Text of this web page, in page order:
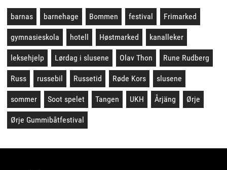
barnas barnehage Bommen festival Frimarked
gymnasieskola hotell Høstmarked kanalleker
leksehjelp Lørdag i slusene Olav Thon Rune Rudberg
Russ russebil Russetid Røde Kors slusene
sommer Soot spelet Tangen UKH Årjäng Ørje
Ørje Gummibåtfestival